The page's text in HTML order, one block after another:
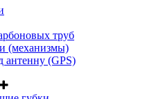
труб
(механизмы)
антенну (GPS)